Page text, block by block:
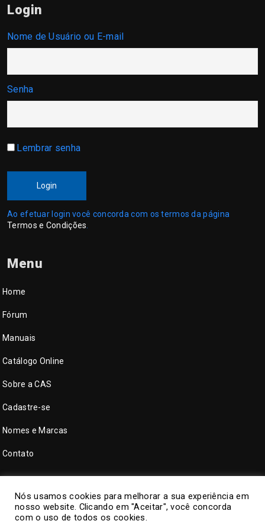
Login
Nome de Usuário ou E-mail
Senha
Lembrar senha
Login
Ao efetuar login você concorda com os termos da página
Termos e Condições
Menu
Home
Fórum
Manuais
Catálogo Online
Sobre a CAS
Cadastre-se
Nomes e Marcas
Contato
Nós usamos cookies para melhorar a sua experiência em
nosso website. Clicando em "Aceitar", você concorda
com o uso de todos os cookies.